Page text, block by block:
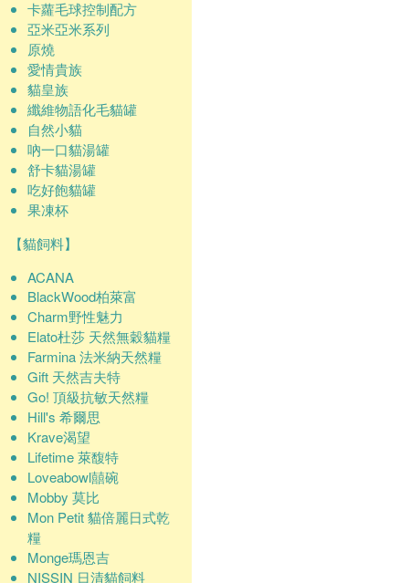
卡蘿毛球控制配方
亞米亞米系列
原燒
愛情貴族
貓皇族
纖維物語化毛貓罐
自然小貓
吶一口貓湯罐
舒卡貓湯罐
吃好飽貓罐
果凍杯
【貓飼料】
ACANA
BlackWood柏萊富
Charm野性魅力
Elato杜莎 天然無穀貓糧
Farmina 法米納天然糧
Gift 天然吉夫特
Go! 頂級抗敏天然糧
Hill's 希爾思
Krave渴望
Lifetime 萊馥特
Loveabowl囍碗
Mobby 莫比
Mon Petit 貓倍麗日式乾
糧
Monge瑪恩吉
NISSIN 日清貓飼料